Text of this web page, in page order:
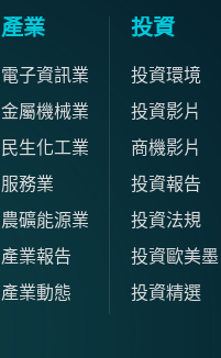
產業
電子資訊業
金屬機械業
民生化工業
服務業
農礦能源業
產業報告
產業動態
投資
投資環境
投資影片
商機影片
投資報告
投資法規
投資歐美墨
投資精選